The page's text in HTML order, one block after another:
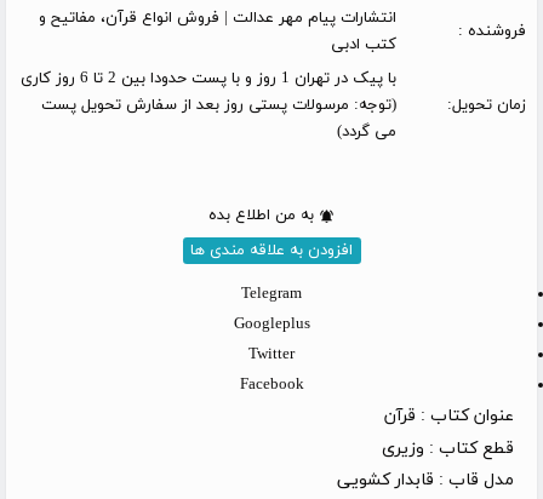
فروشنده :
انتشارات پیام مهر عدالت | فروش انواع قرآن، مفاتیح و
کتب ادبی
زمان تحویل:
با پیک در تهران 1 روز و با پست حدودا بین 2 تا 6 روز کاری
(توجه: مرسولات پستی روز بعد از سفارش تحویل پست
می گردد)
به من اطلاع بده
افزودن به علاقه مندی ها
Telegram
Googleplus
Twitter
Facebook
عنوان کتاب : قرآن
قطع کتاب : وزیری
مدل قاب : قابدار کشویی